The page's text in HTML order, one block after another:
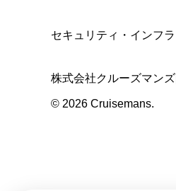
セキュリティ・インフラ
株式会社クルーズマンズ
© 2026 Cruisemans.